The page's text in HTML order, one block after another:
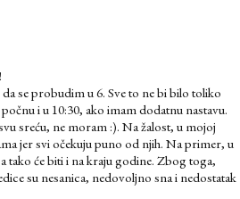
se probudim u 6. Sve to ne bi bilo toliko
i u 10:30, ako imam dodatnu nastavu.
sreću, ne moram :). Na žalost, u mojoj
jer svi očekuju puno od njih. Na primer, u
tako će biti i na kraju godine. Zbog toga,
su nesanica, nedovoljno sna i nedostatak